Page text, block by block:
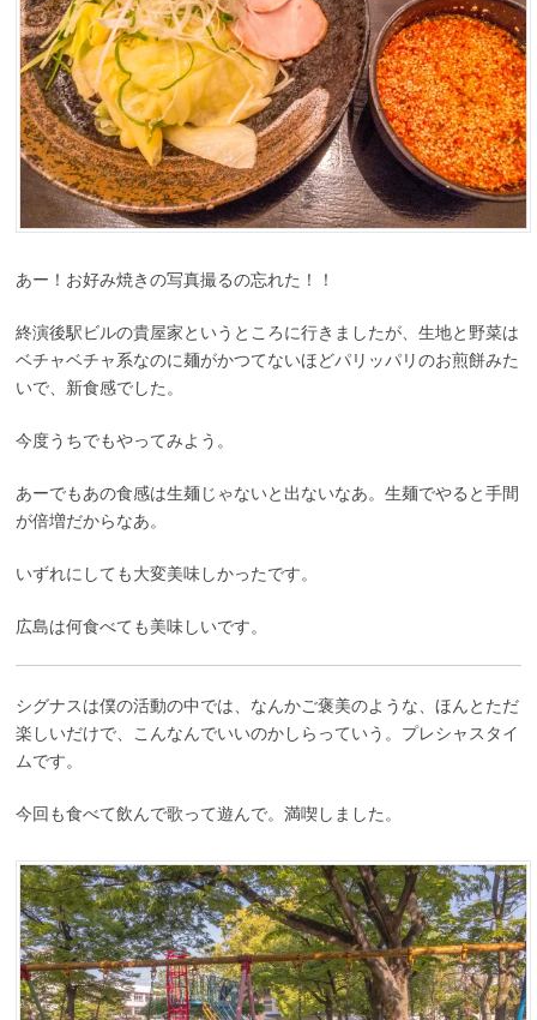
あー！お好み焼きの写真撮るの忘れた！！
終演後駅ビルの貴屋家というところに行きましたが、生地と野菜は
ベチャベチャ系なのに麺がかつてないほどパリッパリのお煎餅みた
いで、新食感でした。
今度うちでもやってみよう。
あーでもあの食感は生麺じゃないと出ないなあ。生麺でやると手間
が倍増だからなあ。
いずれにしても大変美味しかったです。
広島は何食べても美味しいです。
シグナスは僕の活動の中では、なんかご褒美のような、ほんとただ
楽しいだけで、こんなんでいいのかしらっていう。プレシャスタイ
ムです。
今回も食べて飲んで歌って遊んで。満喫しました。